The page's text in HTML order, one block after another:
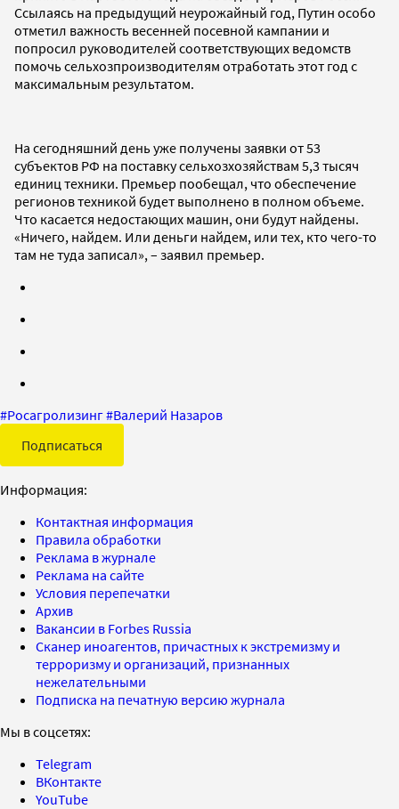
Ссылаясь на предыдущий неурожайный год, Путин особо
отметил важность весенней посевной кампании и
попросил руководителей соответствующих ведомств
помочь сельхозпроизводителям отработать этот год с
максимальным результатом.
На сегодняшний день уже получены заявки от 53
субъектов РФ на поставку сельхозхозяйствам 5,3 тысяч
единиц техники. Премьер пообещал, что обеспечение
регионов техникой будет выполнено в полном объеме.
Что касается недостающих машин, они будут найдены.
«Ничего, найдем. Или деньги найдем, или тех, кто чего-то
там не туда записал», – заявил премьер.
#Росагролизинг#Валерий Назаров
Подписаться
Информация:
Контактная информация
Правила обработки
Реклама в журнале
Реклама на сайте
Условия перепечатки
Архив
Вакансии в Forbes Russia
Сканер иноагентов, причастных к экстремизму и
терроризму и организаций, признанных
нежелательными
Подписка на печатную версию журнала
Мы в соцсетях:
Telegram
ВКонтакте
YouTube